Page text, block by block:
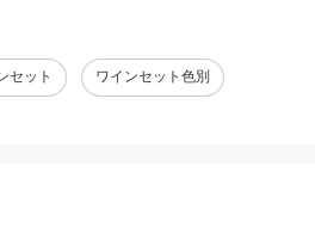
セット ワインセット色別